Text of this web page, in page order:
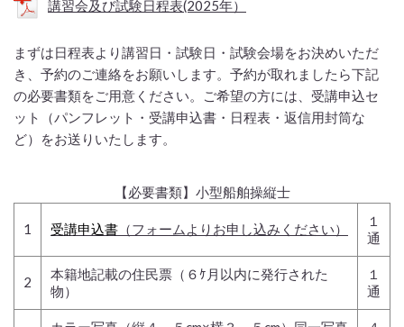
講習会及び試験日程表(2025年）
まずは日程表より講習日・試験日・試験会場をお決めいただ
き、予約のご連絡をお願いします。予約が取れましたら下記
の必要書類をご用意ください。ご希望の方には、受講申込セ
ット（パンフレット・受講申込書・日程表・返信用封筒な
ど）をお送りいたします。
【必要書類】小型船舶操縦士
1 受講申込書 （フォームよりお申し込みください）
１
通
2
本籍地記載の住民票（６ｹ月以内に発行された
物）
１
通